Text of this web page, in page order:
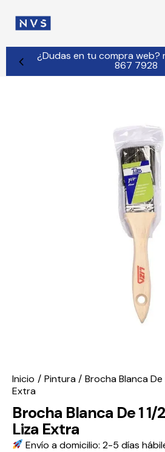
¿Dudas en tu compra web?
867 7928
Inicio Pintura
Brocha Blanca De
Extra
Brocha Blanca De 1 1/
Liza Extra
Envío a domicilio: 2-5 días